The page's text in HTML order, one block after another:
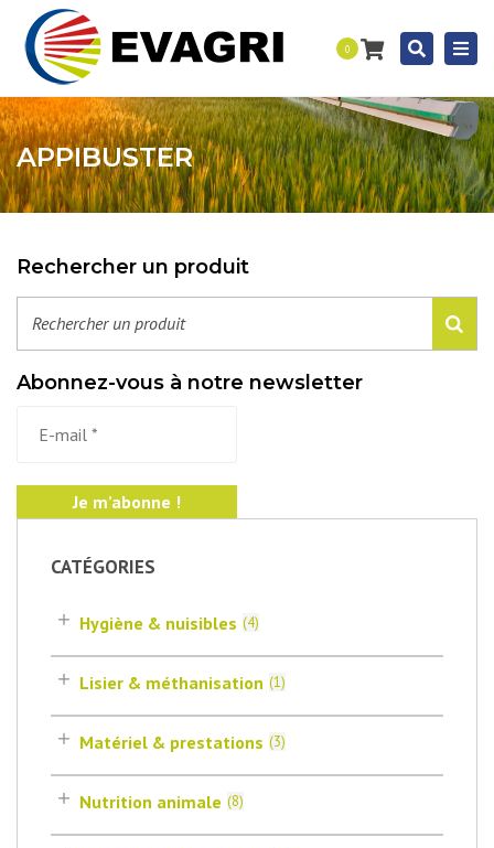
0
APPIBUSTER
Rechercher un produit
Abonnez-vous à notre newsletter
CATÉGORIES
Hygiène & nuisibles (4)
Lisier & méthanisation (1)
Matériel & prestations (3)
Nutrition animale (8)